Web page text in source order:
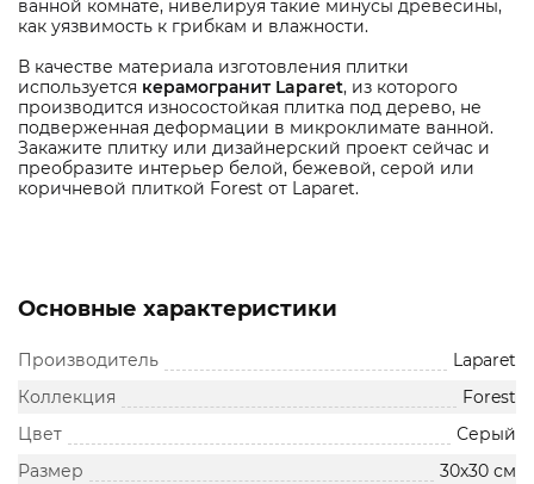
ванной комнате, нивелируя такие минусы древесины,
как уязвимость к грибкам и влажности.
В качестве материала изготовления плитки
используется керамогранит Laparet, из которого
производится износостойкая плитка под дерево, не
подверженная деформации в микроклимате ванной.
Закажите плитку или дизайнерский проект сейчас и
преобразите интерьер белой, бежевой, серой или
коричневой плиткой Forest от Laparet.
Основные характеристики
Производитель
Laparet
Коллекция
Forest
Цвет
Серый
Размер
30х30 см